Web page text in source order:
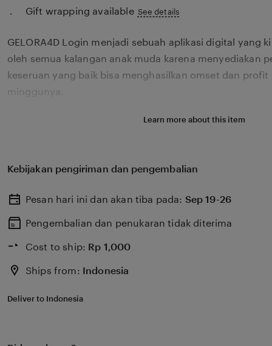
the
description
Gift wrapping available See details
GELORA4D Login menjadi sebuah aplikasi digital yang
oleh semua kalangan anak muda karena menyediakan
keseruan yang baik bisa menghasilkan omset dan
minggunya.
Learn more about this item
Kebijakan pengiriman dan pengembalian
Pesan hari ini dan akan tiba pada: Sep 19-26
Pengembalian dan penukaran tidak diterima
Cost to ship: Rp 1,000
Ships from: Indonesia
Deliver to Indonesia